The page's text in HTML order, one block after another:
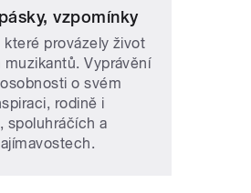
vzpomínky
které provázely život
muzikantů. Vyprávění
o svém
rodině i
spoluhráčích a